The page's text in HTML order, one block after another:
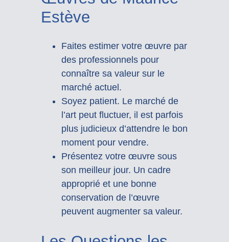
Estève
Faites estimer votre œuvre par
des professionnels pour
connaître sa valeur sur le
marché actuel.
Soyez patient. Le marché de
l’art peut fluctuer, il est parfois
plus judicieux d’attendre le bon
moment pour vendre.
Présentez votre œuvre sous
son meilleur jour. Un cadre
approprié et une bonne
conservation de l’œuvre
peuvent augmenter sa valeur.